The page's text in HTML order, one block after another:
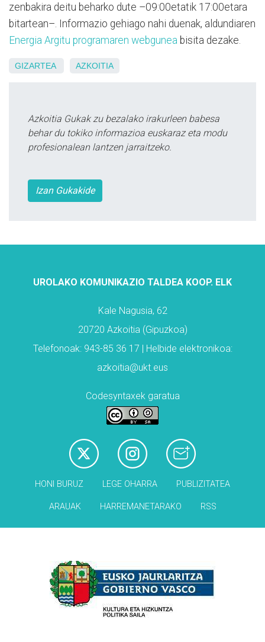
zenbakira deitu beharko dute –09:00etatik 17:00etara
bitartean–. Informazio gehiago nahi duenak, aldundiaren
Energia Argitu programaren webgunea bisita dezake.
GIZARTEA AZKOITIA
Azkoitia Gukak zu bezalako irakurleen babesa
behar du tokiko informazioa euskaraz eta modu
profesionalean lantzen jarraitzeko.
Izan Gukakide
UROLAKO KOMUNIKAZIO TALDEA KOOP. ELK
Kale Nagusia, 62
20720 Azkoitia (Gipuzkoa)
Telefonoak: 943-85 36 17 | Helbide elektronikoa:
azkoitia@ukt.eus
Codesyntaxek garatua
HONI BURUZ LEGE OHARRA PUBLIZITATEA
ARAUAK HARREMANETARAKO RSS